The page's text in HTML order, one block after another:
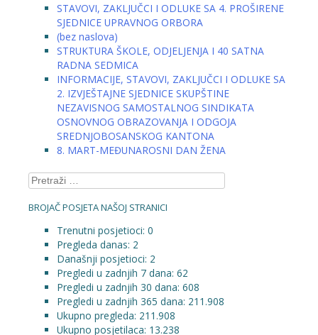
STAVOVI, ZAKLJUČCI I ODLUKE SA 4. PROŠIRENE
SJEDNICE UPRAVNOG ORBORA
(bez naslova)
STRUKTURA ŠKOLE, ODJELJENJA I 40 SATNA
RADNA SEDMICA
INFORMACIJE, STAVOVI, ZAKLJUČCI I ODLUKE SA
2. IZVJEŠTAJNE SJEDNICE SKUPŠTINE
NEZAVISNOG SAMOSTALNOG SINDIKATA
OSNOVNOG OBRAZOVANJA I ODGOJA
SREDNJOBOSANSKOG KANTONA
8. MART-MEĐUNAROSNI DAN ŽENA
Pretraga:
BROJAČ POSJETA NAŠOJ STRANICI
Trenutni posjetioci: 0
Pregleda danas: 2
Današnji posjetioci: 2
Pregledi u zadnjih 7 dana: 62
Pregledi u zadnjih 30 dana: 608
Pregledi u zadnjih 365 dana: 211.908
Ukupno pregleda: 211.908
Ukupno posjetilaca: 13.238